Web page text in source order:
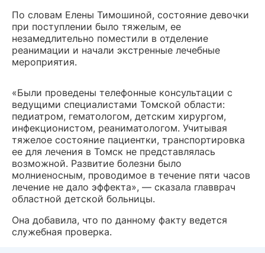
По словам Елены Тимошиной, состояние девочки
при поступлении было тяжелым, ее
незамедлительно поместили в отделение
реанимации и начали экстренные лечебные
мероприятия.
«Были проведены телефонные консультации с
ведущими специалистами Томской области:
педиатром, гематологом, детским хирургом,
инфекционистом, реаниматологом. Учитывая
тяжелое состояние пациентки, транспортировка
ее для лечения в Томск не представлялась
возможной. Развитие болезни было
молниеносным, проводимое в течение пяти часов
лечение не дало эффекта», — сказала главврач
областной детской больницы.
Она добавила, что по данному факту ведется
служебная проверка.